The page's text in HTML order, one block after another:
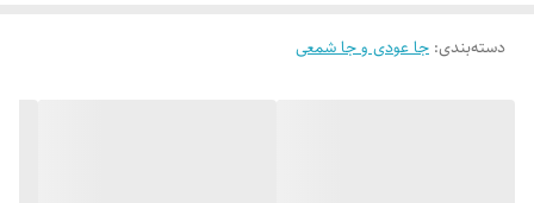
سفارش به‌منزله‌ی پذیرش این موارد و آگاهی از ویژگی‌های طبیعی چوب هست
دسته‌بندی: جا عودی و جا شمعی